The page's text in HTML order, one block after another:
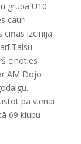
grupā U10
cauri
cīņās izcīnija
Talsu
cīnoties
AM Dojo
pa vienai
69 klubu